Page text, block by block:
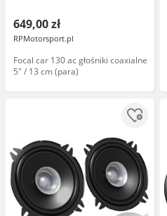
649,00 zł
RPMotorsport.pl
Focal car 130 ac głośniki coaxialne
5" / 13 cm (para)